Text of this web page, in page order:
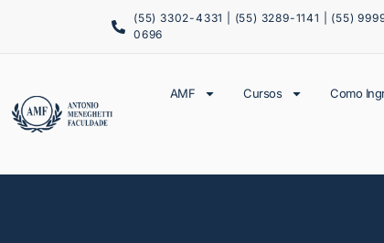
(55) 3302-4331 | (55) 3289-1141 | (55)
0696
AMF Cursos Como